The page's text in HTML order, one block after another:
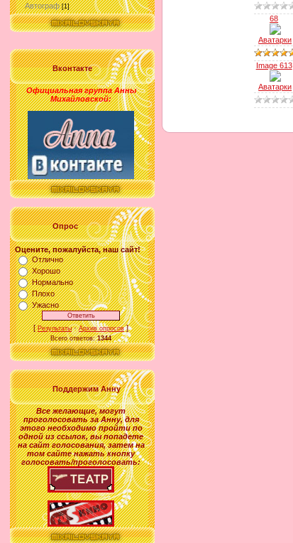
Автограф [1]
Вконтакте
Официальная группа Анны
Михайловской:
Опрос
Оцените, пожалуйста, наш сайт!
Отлично
Хорошо
Нормально
Плохо
Ужасно
[Результаты·Архив опросов]
Всего ответов:1344
Поддержим Анну
Все желающие,могут
проголосовать заАнну, для
этого необходимо пройти по
одной из ссылок, вы попадете
на сайт голосования, затем на
том сайте нажать кнопку
голосовать/проголосовать:
68
Аватарки
Image 613
Аватарки